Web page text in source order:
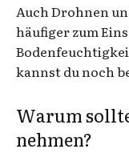
Auch Drohnen
häufiger zum
kannst du noch
Warum
nehmen?